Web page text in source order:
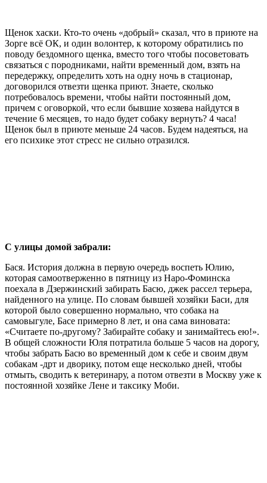
Щенок хаски. Кто-то очень «добрый» сказал, что в приюте на
Зорге всё ОК, и один волонтер, к которому обратились по
поводу бездомного щенка, вместо того чтобы посоветовать
связаться с породниками, найти временный дом, взять на
передержку, определить хоть на одну ночь в стационар,
договорился отвезти щенка приют. Знаете, сколько
потребовалось времени, чтобы найти постоянный дом,
причем с оговоркой, что если бывшие хозяева найдутся в
течение 6 месяцев, то надо будет собаку вернуть? 4 часа!
Щенок был в приюте меньше 24 часов. Будем надеяться, на
его психике этот стресс не сильно отразился.
С улицы домой забрали:
Бася. История должна в первую очередь воспеть Юлию,
которая самоотверженно в пятницу из Наро-Фоминска
поехала в Дзержинский забирать Басю, джек рассел терьера,
найденного на улице. По словам бывшей хозяйки Баси, для
которой было совершенно нормально, что собака на
самовыгуле, Басе примерно 8 лет, и она сама виновата:
«Считаете по-другому? Забирайте собаку и занимайтесь ею!».
В общей сложности Юля потратила больше 5 часов на дорогу,
чтобы забрать Басю во временный дом к себе и своим двум
собакам -дрт и дворику, потом еще несколько дней, чтобы
отмыть, сводить к ветеринару, а потом отвезти в Москву уже к
постоянной хозяйке Лене и таксику Моби.